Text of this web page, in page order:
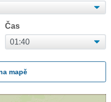
Čas
mapě